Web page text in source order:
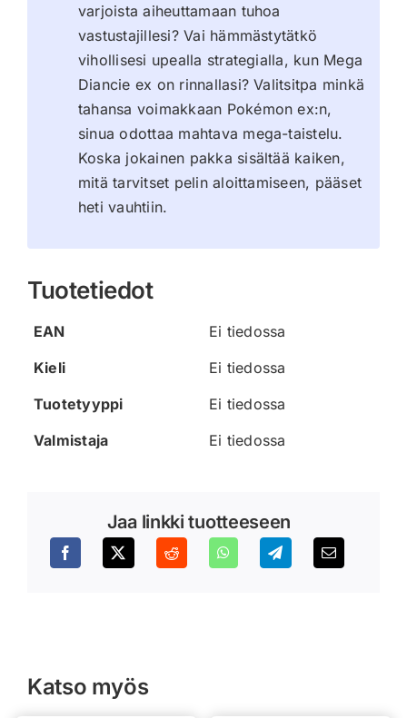
varjoista aiheuttamaan tuhoa
vastustajillesi? Vai hämmästytätkö
vihollisesi upealla strategialla, kun Mega
Diancie ex on rinnallasi? Valitsitpa minkä
tahansa voimakkaan Pokémon ex:n,
sinua odottaa mahtava mega-taistelu.
Koska jokainen pakka sisältää kaiken,
mitä tarvitset pelin aloittamiseen, pääset
heti vauhtiin.
Tuotetiedot
EAN
Ei tiedossa
Kieli
Ei tiedossa
Tuotetyyppi
Ei tiedossa
Valmistaja
Ei tiedossa
Jaa linkki tuotteeseen
Katso myös